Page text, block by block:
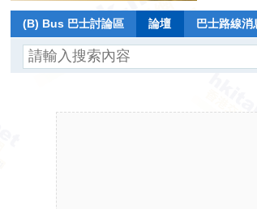
(B) Bus 巴士討論區 論壇 巴士路線消